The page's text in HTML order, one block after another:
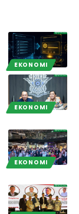
EKONOMI
EKONOMI
EKONOMI